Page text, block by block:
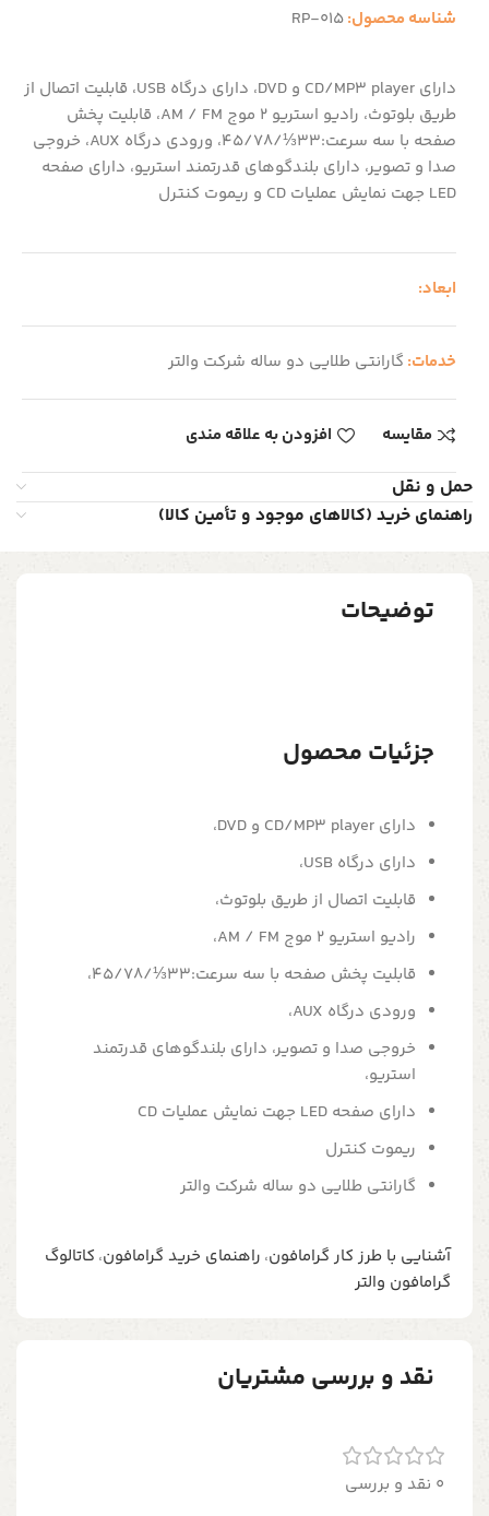
شناسه محصول:RP-015
دارای CD/MP3 player و DVD، دارای درگاه USB، قابلیت اتصال از
طریق بلوتوث، رادیو استریو 2 موج AM / FM، قابلیت پخش
صفحه با سه سرعت:33⅓/45/78، ورودی درگاه AUX، خروجی
صدا و تصویر، دارای بلندگوهای قدرتمند استریو، دارای صفحه
LED جهت نمایش عملیات CD و ریموت کنترل
ابعاد:
خدمات: گارانتی طلایی دو ساله شرکت والتر
مقایسه افزودن به علاقه مندی
حمل و نقل
راهنمای خرید (کالاهای موجود و تأمین کالا)
توضیحات
جزئیات محصول
دارای CD/MP3 player و DVD،
دارای درگاه USB،
قابلیت اتصال از طریق بلوتوث،
رادیو استریو 2 موج AM / FM،
قابلیت پخش صفحه با سه سرعت:33⅓/45/78،
ورودی درگاه AUX،
خروجی صدا و تصویر، دارای بلندگوهای قدرتمند
استریو،
دارای صفحه LED جهت نمایش عملیات CD
ریموت کنترل
گارانتی طلایی دو ساله شرکت والتر
آشنایی با طرز کار گرامافون، راهنمای خرید گرامافون، کاتالوگ
گرامافون والتر
نقد و بررسی مشتریان
0 نقد و بررسی